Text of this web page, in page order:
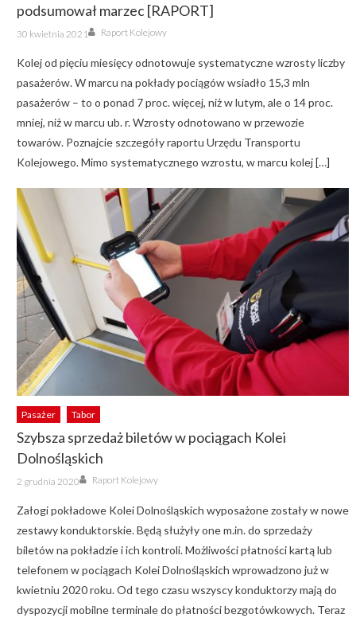
podsumował marzec [RAPORT]
Posted
on
30 kwietnia 2021 Author
Raport Kolejowy
Kolej od pięciu miesięcy odnotowuje systematyczne wzrosty liczby
pasażerów. W marcu na pokłady pociągów wsiadło 15,3 mln
pasażerów – to o ponad 7 proc. więcej, niż w lutym, ale o 14 proc.
mniej, niż w marcu ub. r. Wzrosty odnotowano w przewozie
towarów. Poznajcie szczegóły raportu Urzędu Transportu
Kolejowego. Mimo systematycznego wzrostu, w marcu kolej […]
Pasażer Tabor
Szybsza sprzedaż biletów w pociągach Kolei
Dolnośląskich
Posted
on
2 grudnia 2020 Author
Raport Kolejowy
Załogi pokładowe Kolei Dolnośląskich wyposażone zostały w nowe
zestawy konduktorskie. Będą służyły one m.in. do sprzedaży
biletów na pokładzie i ich kontroli. Możliwości płatności kartą lub
telefonem w pociągach Kolei Dolnośląskich wprowadzono już w
kwietniu 2020 roku. Od tego czasu wszyscy konduktorzy mają do
dyspozycji mobilne terminale do płatności bezgotówkowych. Teraz